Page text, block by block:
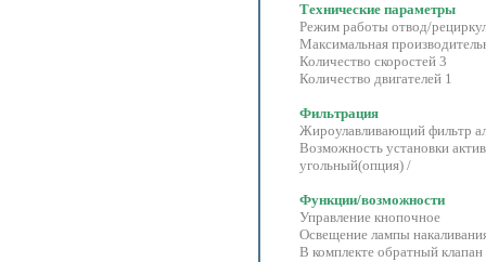
Технические параметры
Режим работы отвод/
Максимальная
Количество скоростей 3
Количество двигателей 1
Фильтрация
Жироулавливающий фильтр
Возможность установки
угольный(опция) /
Функции/возможности
Управление кнопочное
Освещение лампы
В комплекте обратный